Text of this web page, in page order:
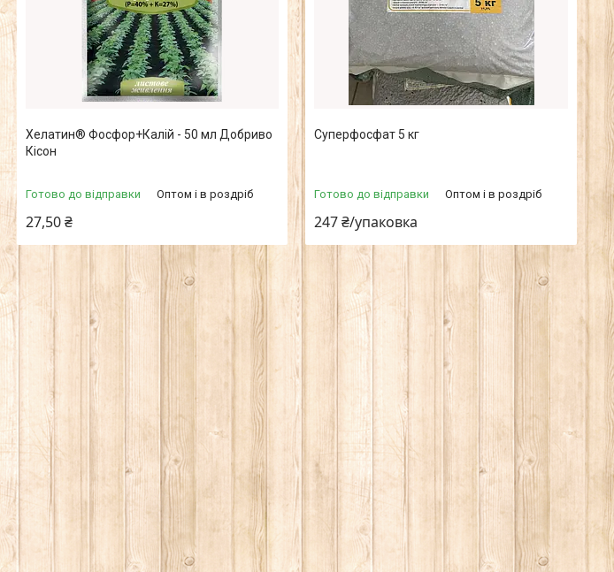
Хелатин® Фосфор+Калій - 50 мл Добриво
Кісон
Готово до відправки Оптом і в роздріб
27,50 ₴
Суперфосфат 5 кг
Готово до відправки Оптом і в роздріб
247 ₴/упаковка